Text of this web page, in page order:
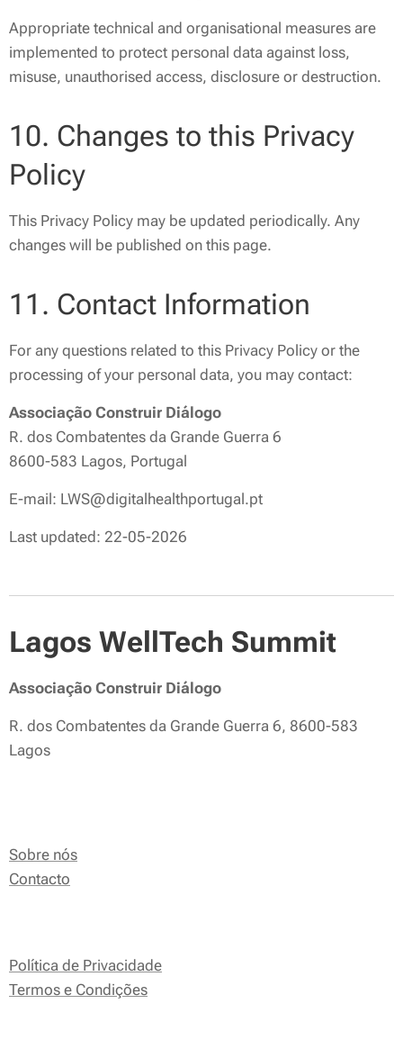
Appropriate technical and organisational measures are
implemented to protect personal data against loss,
misuse, unauthorised access, disclosure or destruction.
10. Changes to this Privacy
Policy
This Privacy Policy may be updated periodically. Any
changes will be published on this page.
11. Contact Information
For any questions related to this Privacy Policy or the
processing of your personal data, you may contact:
Associação Construir Diálogo
R. dos Combatentes da Grande Guerra 6
8600-583 Lagos, Portugal
E-mail: LWS@digitalhealthportugal.pt
Last updated: 22-05-2026
Lagos WellTech Summit
Associação Construir Diálogo
R. dos Combatentes da Grande Guerra 6, 8600-583
Lagos
Sobre nós
Contacto
Política de Privacidade
Termos e Condições